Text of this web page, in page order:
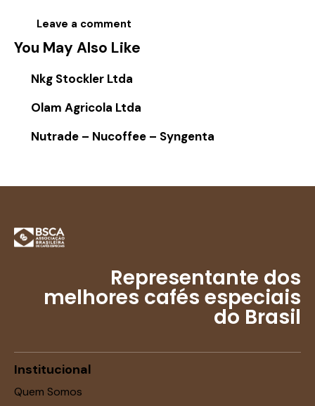
You May Also Like
Nkg Stockler Ltda
Olam Agricola Ltda
Nutrade – Nucoffee – Syngenta
Representante dos
melhores cafés especiais
do Brasil
Institucional
Quem Somos